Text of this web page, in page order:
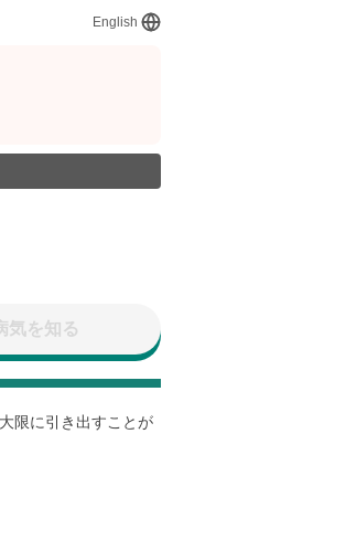
English
気を知る
限に引き出すことが